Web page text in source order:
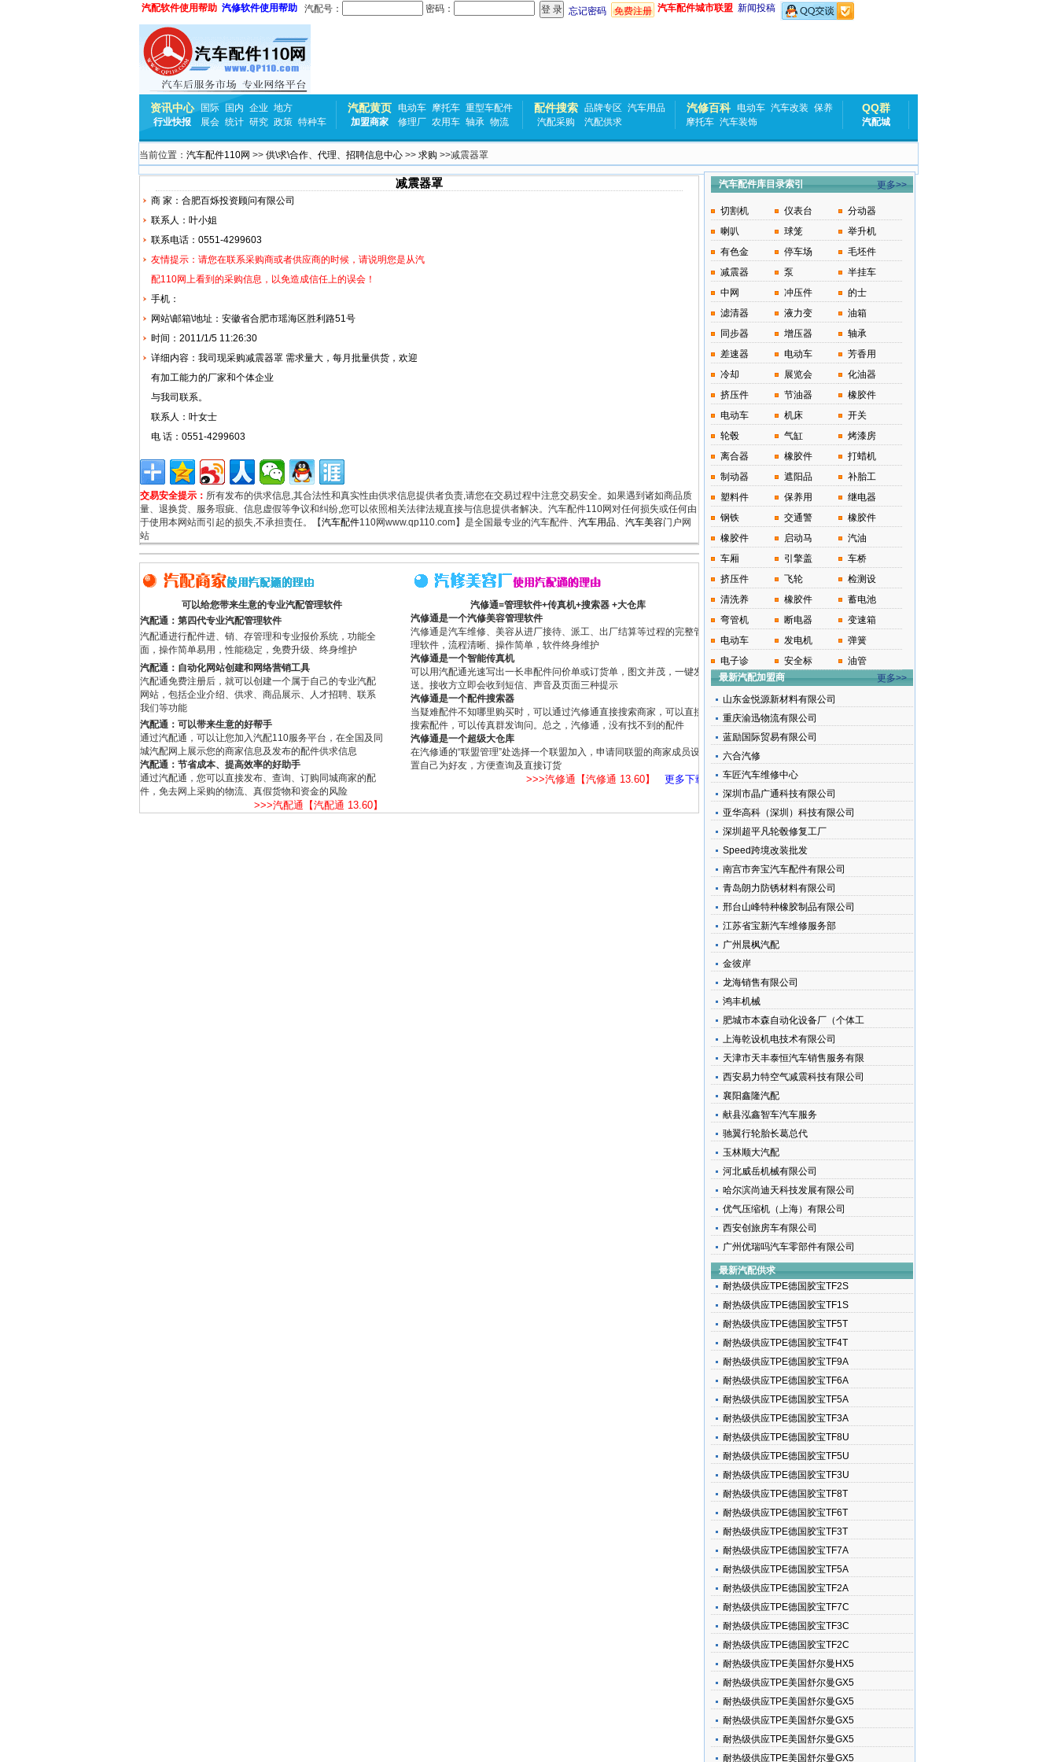
汽配软件使用帮助 汽修软件使用帮助 汽配号： 密码： 忘记密码 免费注册 汽车配件城市联盟 新闻投稿
资讯中心 国际 国内 企业 地方
行业快报
展会 统计 研究 政策 特种车
汽配黄页 电动车 摩托车 重型车配件
加盟商家
修理厂 农用车 轴承 物流
配件搜索 品牌专区 汽车用品
汽配采购
汽配供求
汽修百科 电动车 汽车改装 保养
摩托车 汽车装饰
QQ群
汽配城
当前位置： 汽车配件110网 >> 供\求\合作、代理、招聘信息中心 >> 求购 >>减震器罩
减震器罩
商 家：合肥百烁投资顾问有限公司
联系人：叶小姐
联系电话：0551-4299603
友情提示：请您在联系采购商或者供应商的时候，请说明您是从汽
配110网上看到的采购信息，以免造成信任上的误会！
手机：
网站\邮箱\地址：安徽省合肥市瑶海区胜利路51号
时间：2011/1/5 11:26:30
详细内容：我司现采购减震器罩 需求量大，每月批量供货，欢迎
有加工能力的厂家和个体企业
与我司联系。
联系人：叶女士
电 话：0551-4299603
交易安全提示： 所有发布的供求信息,其合法性和真实性由供求信息提供者负责,请您在交易过程中注意交易安全。如果遇到诸如商品质
量、退换货、服务瑕疵、信息虚假等争议和纠纷,您可以依照相关法律法规直接与信息提供者解决。汽车配件110网对任何损失或任何由
于使用本网站而引起的损失,不承担责任。【汽车配件110网www.qp110.com】是全国最专业的汽车配件、 汽车用品、 汽车美容门户网
站
可以给您带来生意的专业汽配管理软件
汽配通：第四代专业汽配管理软件
汽配通进行配件进、销、存管理和专业报价系统，功能全
面，操作简单易用，性能稳定，免费升级、终身维护
汽配通：自动化网站创建和网络营销工具
汽配通免费注册后，就可以创建一个属于自己的专业汽配
网站，包括企业介绍、供求、商品展示、人才招聘、联系
我们等功能
汽配通：可以带来生意的好帮手
通过汽配通，可以让您加入汽配110服务平台，在全国及同
城汽配网上展示您的商家信息及发布的配件供求信息
汽配通：节省成本、提高效率的好助手
通过汽配通，您可以直接发布、查询、订购同城商家的配
件，免去网上采购的物流、真假货物和资金的风险
>>>汽配通【汽配通 13.60】
汽修通=管理软件+传真机+搜索器 +大仓库
汽修通是一个汽修美容管理软件
汽修通是汽车维修、美容从进厂接待、派工、出厂结算等过程的完整管
理软件，流程清晰、操作简单，软件终身维护
汽修通是一个智能传真机
可以用汽配通光速写出一长串配件问价单或订货单，图文并茂，一键发
送。接收方立即会收到短信、声音及页面三种提示
汽修通是一个配件搜索器
当疑难配件不知哪里购买时，可以通过汽修通直接搜索商家，可以直接
搜索配件，可以传真群发询问。总之，汽修通，没有找不到的配件
汽修通是一个超级大仓库
在汽修通的“联盟管理”处选择一个联盟加入，申请同联盟的商家成员设
置自己为好友，方便查询及直接订货
>>>汽修通【汽修通 13.60】 更多下载
汽车配件库目录索引 更多>>
切割机 仪表台
分动器
喇叭
球笼
举升机
有色金
停车场
毛坯件
减震器
泵
半挂车
中网
冲压件
的士
滤清器
液力变
油箱
同步器
增压器
轴承
差速器
电动车
芳香用
冷却
展览会
化油器
挤压件
节油器
橡胶件
电动车
机床
开关
轮毂
气缸
烤漆房
离合器
橡胶件
打蜡机
制动器
遮阳品
补胎工
塑料件
保养用
继电器
钢铁
交通警
橡胶件
橡胶件
启动马
汽油
车厢
引擎盖
车桥
挤压件
飞轮
检测设
清洗养
橡胶件
蓄电池
弯管机
断电器
变速箱
电动车
发电机
弹簧
电子诊
安全标
油管
最新汽配加盟商
更多>>
山东金悦源新材料有限公司
重庆渝迅物流有限公司
蓝励国际贸易有限公司
六合汽修
车匠汽车维修中心
深圳市晶广通科技有限公司
亚华高科（深圳）科技有限公司
深圳超平凡轮毂修复工厂
Speed跨境改装批发
南宫市奔宝汽车配件有限公司
青岛朗力防锈材料有限公司
邢台山峰特种橡胶制品有限公司
江苏省宝新汽车维修服务部
广州晨枫汽配
金彼岸
龙海销售有限公司
鸿丰机械
肥城市本森自动化设备厂（个体工
上海乾设机电技术有限公司
天津市天丰泰恒汽车销售服务有限
西安易力特空气减震科技有限公司
襄阳鑫隆汽配
献县泓鑫智车汽车服务
驰翼行轮胎长葛总代
玉林顺大汽配
河北威岳机械有限公司
哈尔滨尚迪天科技发展有限公司
优气压缩机（上海）有限公司
西安创旅房车有限公司
广州优瑞吗汽车零部件有限公司
最新汽配供求
耐热级供应TPE德国胶宝TF2S
耐热级供应TPE德国胶宝TF1S
耐热级供应TPE德国胶宝TF5T
耐热级供应TPE德国胶宝TF4T
耐热级供应TPE德国胶宝TF9A
耐热级供应TPE德国胶宝TF6A
耐热级供应TPE德国胶宝TF5A
耐热级供应TPE德国胶宝TF3A
耐热级供应TPE德国胶宝TF8U
耐热级供应TPE德国胶宝TF5U
耐热级供应TPE德国胶宝TF3U
耐热级供应TPE德国胶宝TF8T
耐热级供应TPE德国胶宝TF6T
耐热级供应TPE德国胶宝TF3T
耐热级供应TPE德国胶宝TF7A
耐热级供应TPE德国胶宝TF5A
耐热级供应TPE德国胶宝TF2A
耐热级供应TPE德国胶宝TF7C
耐热级供应TPE德国胶宝TF3C
耐热级供应TPE德国胶宝TF2C
耐热级供应TPE美国舒尔曼HX5
耐热级供应TPE美国舒尔曼GX5
耐热级供应TPE美国舒尔曼GX5
耐热级供应TPE美国舒尔曼GX5
耐热级供应TPE美国舒尔曼GX5
耐热级供应TPE美国舒尔曼GX5